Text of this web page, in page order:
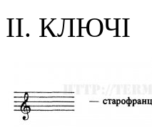
II. КЛЮЧІ